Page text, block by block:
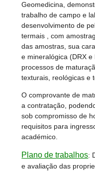
Geomedicina,
trabalho de campo e
desenvolvimento de
termais , com
das amostras, sua
e mineralógica (DRX
processos de
texturais, reológicas e
O comprovante de
a contratação,
sob compromisso de
requisitos para
académico.
Plano de trabalhos:
e avaliação das